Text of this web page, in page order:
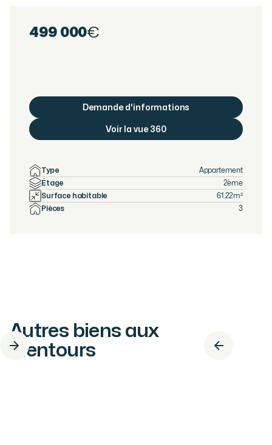
499 000€
Demande d'informations
Voir la vue 360
Type
Appartement
Étage
2ème
Surface habitable
61.22m²
Pièces
3
Autres biens aux
alentours